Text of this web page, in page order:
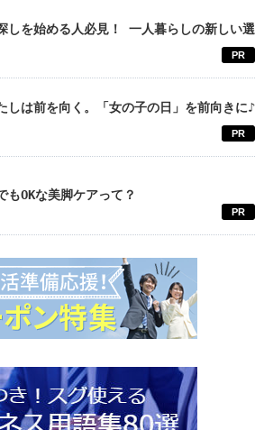
しを始める人必見！ 一人暮らしの新しい選
PR
しは前を向く。「女の子の日」を前向きに♪
PR
もOKな美脚ケアって？
PR